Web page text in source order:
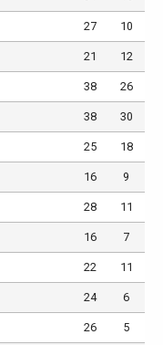
27 10
21 12
38 26
38 30
25 18
16 9
28 11
16 7
22 11
24 6
26 5